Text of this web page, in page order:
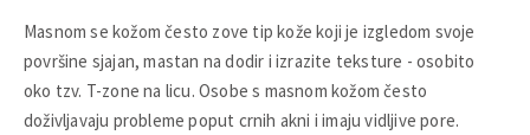
Masnom se kožom često zove tip kože koji je izgledom svoje
površine sjajan, mastan na dodir i izrazite teksture - osobito
oko tzv. T-zone na licu. Osobe s masnom kožom često
doživljavaju probleme poput crnih akni i imaju vidljive pore.